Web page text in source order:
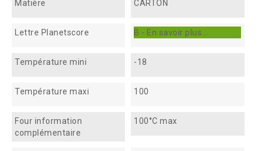
Matière CARTON
Lettre Planetscore B - En savoir plus...
Température mini -18
Température maxi 100
Four information
complémentaire
100°C max